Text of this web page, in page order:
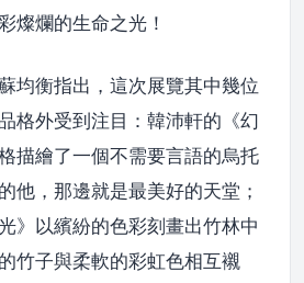
燦爛的生命之光！
均衡指出，這次展覽其中幾位
格外受到注目：韓沛軒的《幻
描繪了一個不需要言語的烏托
他，那邊就是最美好的天堂；
》以繽紛的色彩刻畫出竹林中
竹子與柔軟的彩虹色相互襯